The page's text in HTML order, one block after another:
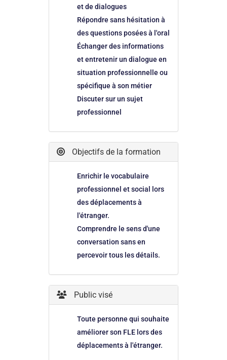
et de dialogues
Répondre sans hésitation à
des questions posées à l'oral
Échanger des informations
et entretenir un dialogue en
situation professionnelle ou
spécifique à son métier
Discuter sur un sujet
professionnel
Objectifs de la formation
Enrichir le vocabulaire
professionnel et social lors
des déplacements à
l'étranger.
Comprendre le sens d'une
conversation sans en
percevoir tous les détails.
Public visé
Toute personne qui souhaite
améliorer son FLE lors des
déplacements à l'étranger.